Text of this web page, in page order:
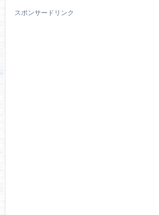
スポンサードリンク